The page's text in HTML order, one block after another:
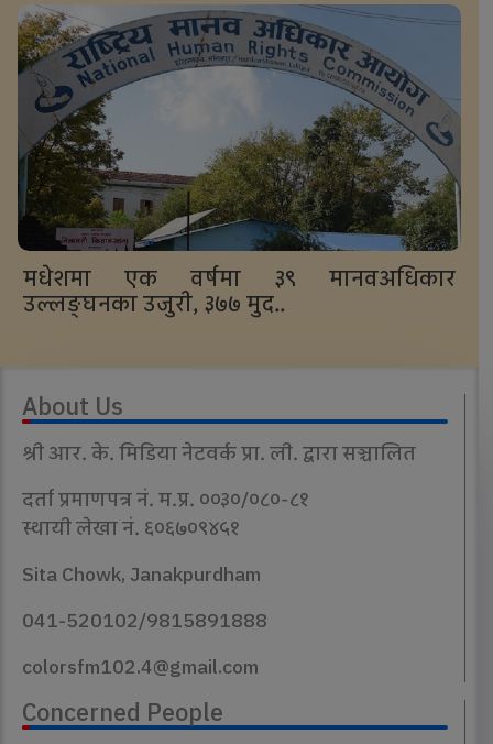
मधेशमा एक वर्षमा ३९ मानवअधिकार
उल्लङ्घनका उजुरी, ३७७ मुद..
About Us
श्री आर. के. मिडिया नेटवर्क प्रा. ली. द्वारा सञ्चालित
दर्ता प्रमाणपत्र नं. म.प्र. ००३०/०८०-८१
स्थायी लेखा नं. ६०६७०९४५१
Sita Chowk, Janakpurdham
041-520102/9815891888
colorsfm102.4@gmail.com
Concerned People